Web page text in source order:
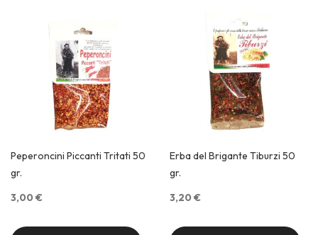
Peperoncini Piccanti Tritati 50
gr.
3,00 €
Erba del Brigante Tiburzi 50
gr.
3,20 €